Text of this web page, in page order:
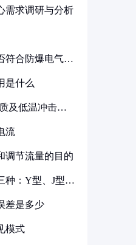
需求调研与分析
符合防爆电气设
是什么
及低温冲击要
流
调节流量的目的
种：Y型、J型、
差是多少
模式